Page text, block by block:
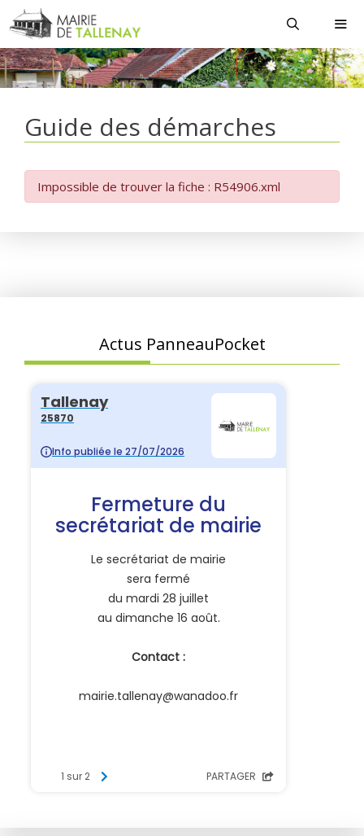
Aller
au
contenu
Guide des démarches
Impossible de trouver la fiche : R54906.xml
Actus PanneauPocket